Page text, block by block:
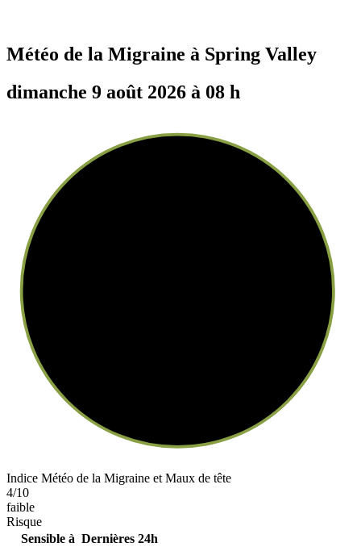
Météo de la Migraine à Spring Valley
dimanche 9 août 2026 à 08 h
Indice Météo de la Migraine et Maux de tête
4/10
faible
Risque
Sensible à Dernières 24h